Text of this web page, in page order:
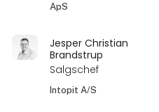
ApS
Jesper Christian
Brandstrup
Salgschef
Intopit A/S